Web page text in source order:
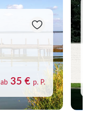
ab 35 € p. P.